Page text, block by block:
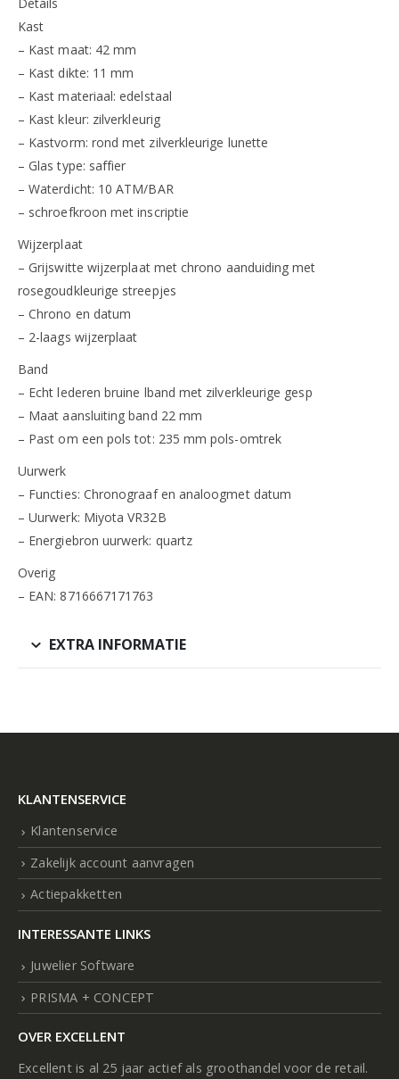
Kast
– Kast maat: 42 mm
– Kast dikte: 11 mm
– Kast materiaal: edelstaal
– Kast kleur: zilverkleurig
– Kastvorm: rond met zilverkleurige lunette
– Glas type: saffier
– Waterdicht: 10 ATM/BAR
– schroefkroon met inscriptie
Wijzerplaat
– Grijswitte wijzerplaat met chrono aanduiding met
rosegoudkleurige streepjes
– Chrono en datum
– 2-laags wijzerplaat
Band
– Echt lederen bruine lband met zilverkleurige gesp
– Maat aansluiting band 22 mm
– Past om een pols tot: 235 mm pols-omtrek
Uurwerk
– Functies: Chronograaf en analoogmet datum
– Uurwerk: Miyota VR32B
– Energiebron uurwerk: quartz
Overig
– EAN: 8716667171763
EXTRA INFORMATIE
KLANTENSERVICE
Klantenservice
Zakelijk account aanvragen
Actiepakketten
INTERESSANTE LINKS
Juwelier Software
PRISMA + CONCEPT
OVER EXCELLENT
Excellent is al 25 jaar actief als groothandel voor de retail.